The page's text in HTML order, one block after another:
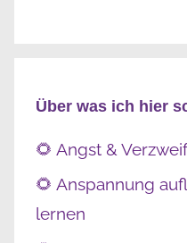
Über was ich hier
🌻 Angst &
🌻 Anspannung
lernen